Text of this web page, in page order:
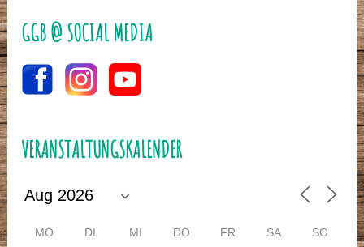
GGB @ SOCIAL MEDIA
VERANSTALTUNGSKALENDER
MO DI MI DO FR SA SO